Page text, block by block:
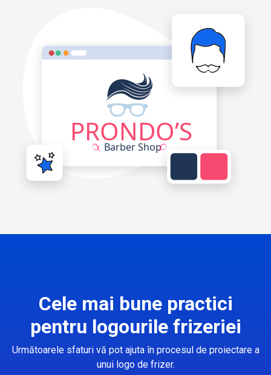
Cele mai bune practici
pentru logourile frizeriei
Următoarele sfaturi vă pot ajuta în procesul de proiectare a
unui logo de frizer.